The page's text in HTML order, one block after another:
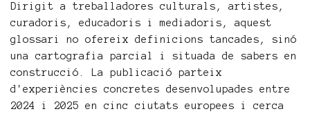
Dirigit a treballadores culturals, artistes,
curadoris, educadoris i mediadoris, aquest
glossari no ofereix definicions tancades, sinó
una cartografia parcial i situada de sabers en
construcció. La publicació parteix
d'experiències concretes desenvolupades entre
2024 i 2025 en cinc ciutats europees i cerca